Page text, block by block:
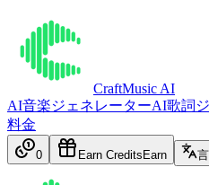
CraftMusic AI
AI音楽ジェネレーターAI歌詞
料金
0 Earn Credits Earn